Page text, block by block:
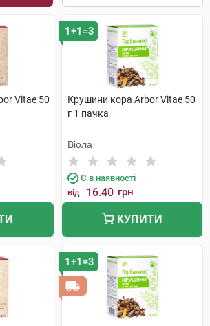
Vitae 50
1+1=3
Крушини кора Arbor Vitae 50
г 1 пачка
Віола
Є в наявності
від 16.40 грн
КУПИТИ
1+1=3